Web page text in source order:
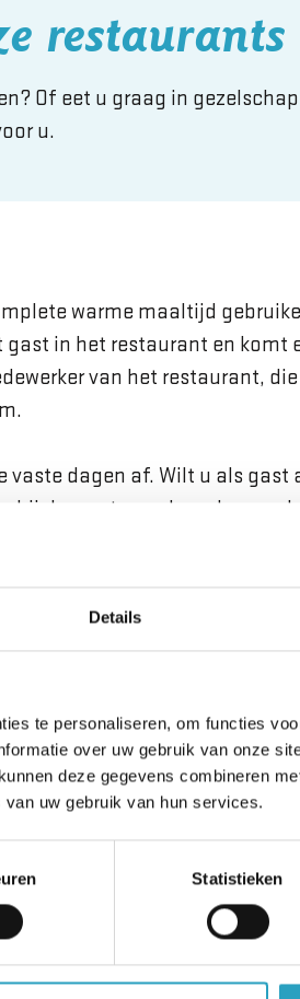
Details
te personaliseren, om functies
over uw gebruik van onze
deze gegevens combineren
uw gebruik van hun services.
Statistieken
restaurants
Of eet u graag in
u.
warme maaltijd
in het restaurant en komt
van het restaurant,
vaste dagen af. Wilt u als
de eerste medewerker van
hebben wij
Voorhoeve